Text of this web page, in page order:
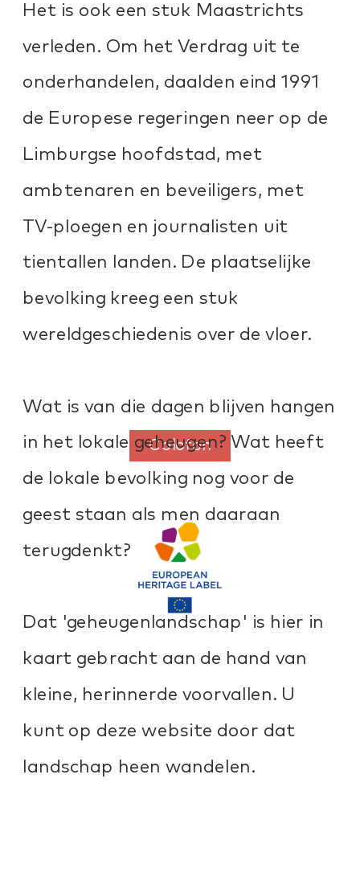
Het is ook een stuk Maastrichts
verleden. Om het Verdrag uit te
onderhandelen, daalden eind 1991
de Europese regeringen neer op de
Limburgse hoofdstad, met
ambtenaren en beveiligers, met
TV-ploegen en journalisten uit
tientallen landen. De plaatselijke
bevolking kreeg een stuk
wereldgeschiedenis over de vloer.
Wat is van die dagen blijven hangen
in het lokale geheugen? Wat heeft
de lokale bevolking nog voor de
geest staan als men daaraan
terugdenkt?
Dat 'geheugenlandschap' is hier in
kaart gebracht aan de hand van
kleine, herinnerde voorvallen. U
kunt op deze website door dat
landschap heen wandelen.
Colofon